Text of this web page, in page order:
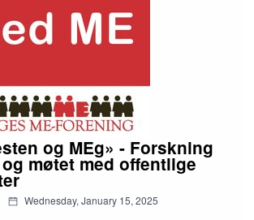
ikke handler nå? Bli med på en viktig
en sykdom som påvirker langt flere
og MEg» - Forskning
og møtet med offentlige
Wednesday, January 15, 2025